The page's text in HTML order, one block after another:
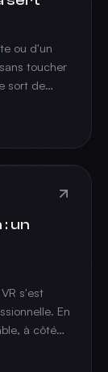
ou d'un
toucher
sort de
un
s'est
En
à côté